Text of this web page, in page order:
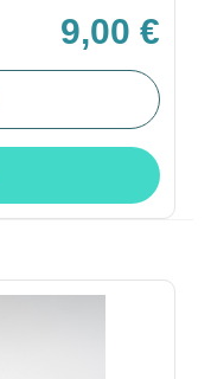
9,00 €